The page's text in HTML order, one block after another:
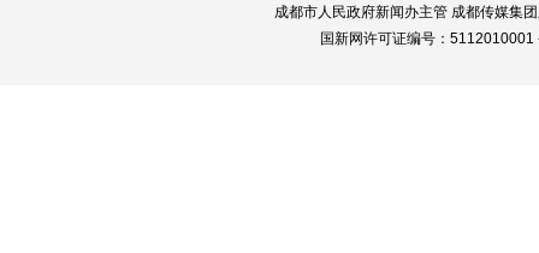
成都市人民政府新闻办主管 成都传媒集
国新网许可证编号：